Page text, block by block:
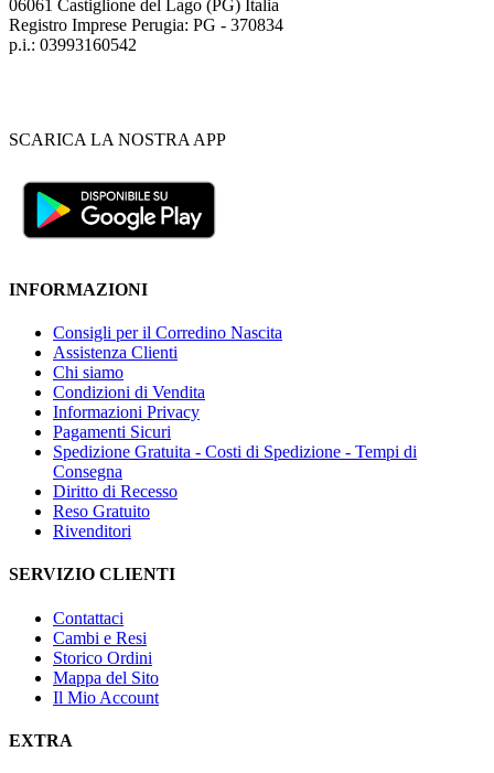
06061 Castiglione del Lago (PG) Italia
Registro Imprese Perugia: PG - 370834
p.i.: 03993160542
SCARICA LA NOSTRA APP
INFORMAZIONI
Consigli per il Corredino Nascita
Assistenza Clienti
Chi siamo
Condizioni di Vendita
Informazioni Privacy
Pagamenti Sicuri
Spedizione Gratuita - Costi di Spedizione - Tempi di
Consegna
Diritto di Recesso
Reso Gratuito
Rivenditori
SERVIZIO CLIENTI
Contattaci
Cambi e Resi
Storico Ordini
Mappa del Sito
Il Mio Account
EXTRA